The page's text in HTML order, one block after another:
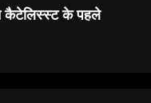
कैटेलिस्स्ट के पहले